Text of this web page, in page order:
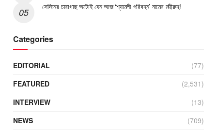
সেদিনের চারাগাছ অটোই যেন আজ ‘শ্যামলী পরিবহন’ নামের মহীরুহ!
Categories
EDITORIAL
(77)
FEATURED
(2,531)
INTERVIEW
(13)
NEWS
(709)